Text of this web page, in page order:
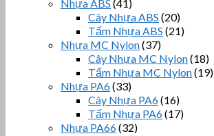
Nhựa ABS (41)
Cây Nhựa ABS (20)
Tấm Nhựa ABS (21)
Nhựa MC Nylon(37)
Cây Nhựa MC Nylon(18)
Tấm Nhựa MC Nylon(19)
Nhựa PA6(33)
Cây Nhựa PA6(16)
Tấm Nhựa PA6(17)
Nhựa PA66(32)